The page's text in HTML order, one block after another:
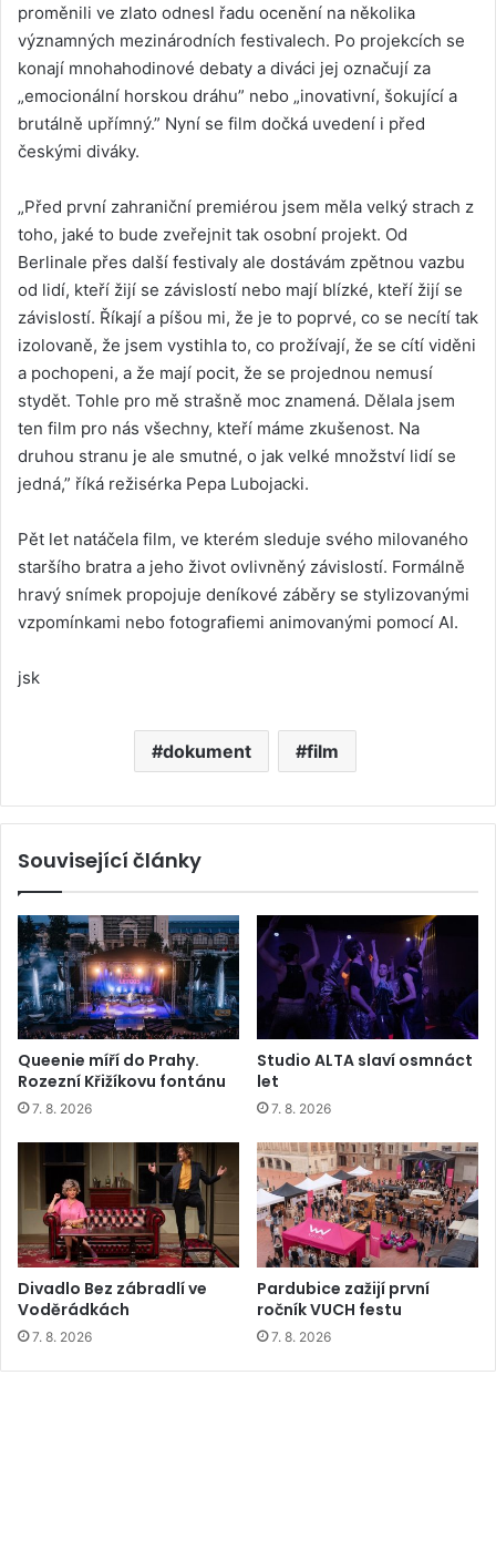
proměnili ve zlato odnesl řadu ocenění na několika
významných mezinárodních festivalech. Po projekcích se
konají mnohahodinové debaty a diváci jej označují za
„emocionální horskou dráhu” nebo „inovativní, šokující a
brutálně upřímný.” Nyní se film dočká uvedení i před
českými diváky.
„Před první zahraniční premiérou jsem měla velký strach z
toho, jaké to bude zveřejnit tak osobní projekt. Od
Berlinale přes další festivaly ale dostávám zpětnou vazbu
od lidí, kteří žijí se závislostí nebo mají blízké, kteří žijí se
závislostí. Říkají a píšou mi, že je to poprvé, co se necítí tak
izolovaně, že jsem vystihla to, co prožívají, že se cítí viděni
a pochopeni, a že mají pocit, že se projednou nemusí
stydět. Tohle pro mě strašně moc znamená. Dělala jsem
ten film pro nás všechny, kteří máme zkušenost. Na
druhou stranu je ale smutné, o jak velké množství lidí se
jedná,” říká režisérka Pepa Lubojacki.
Pět let natáčela film, ve kterém sleduje svého milovaného
staršího bratra a jeho život ovlivněný závislostí. Formálně
hravý snímek propojuje deníkové záběry se stylizovanými
vzpomínkami nebo fotografiemi animovanými pomocí AI.
jsk
dokument film
Související články
Queenie míří do Prahy.
Rozezní Křižíkovu fontánu
7. 8. 2026
Studio ALTA slaví osmnáct
let
7. 8. 2026
Divadlo Bez zábradlí ve
Voděrádkách
7. 8. 2026
Pardubice zažijí první
ročník VUCH festu
7. 8. 2026